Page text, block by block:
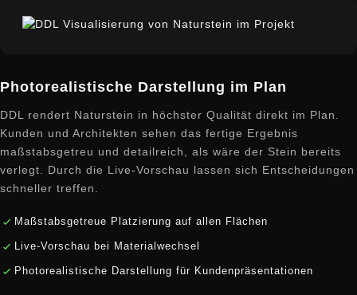
Photorealistische Darstellung im Plan
DDL rendert Naturstein in höchster Qualität direkt im Plan.
Kunden und Architekten sehen das fertige Ergebnis
maßstabsgetreu und detailreich, als wäre der Stein bereits
verlegt. Durch die Live-Vorschau lassen sich Entscheidungen
schneller treffen.
Maßstabsgetreue Platzierung auf allen Flächen
Live-Vorschau bei Materialwechsel
Photorealistische Darstellung für Kundenpräsentationen